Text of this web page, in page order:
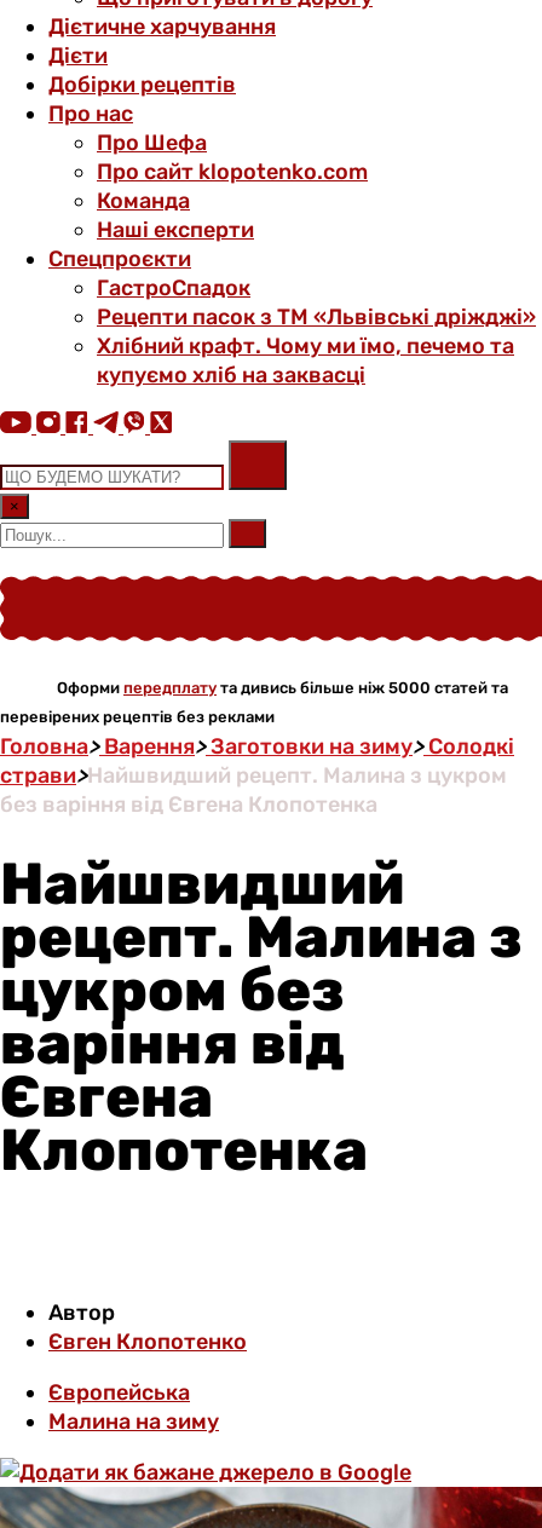
Дієтичне харчування
Дієти
Добірки рецептів
Про нас
Про Шефа
Про сайт klopotenko.com
Команда
Наші експерти
Спецпроєкти
ГастроСпадок
Рецепти пасок з ТМ «Львівські дріжджі»
Хлібний крафт. Чому ми їмо, печемо та
купуємо хліб на заквасці
×
Оформи передплату та дивись більше ніж 5000 статей та
перевірених рецептів без реклами
Головна>Варення>Заготовки на зиму>Солодкі
страви>Найшвидший рецепт. Малина з цукром
без варіння від Євгена Клопотенка
Найшвидший
рецепт. Малина з
цукром без
варіння від
Євгена
Клопотенка
Автор
Євген Клопотенко
Європейська
Малина на зиму